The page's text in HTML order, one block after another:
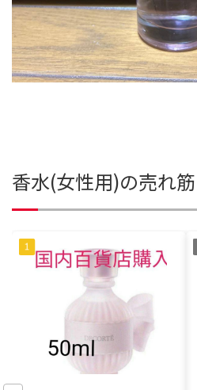
香水(女性用)の売れ